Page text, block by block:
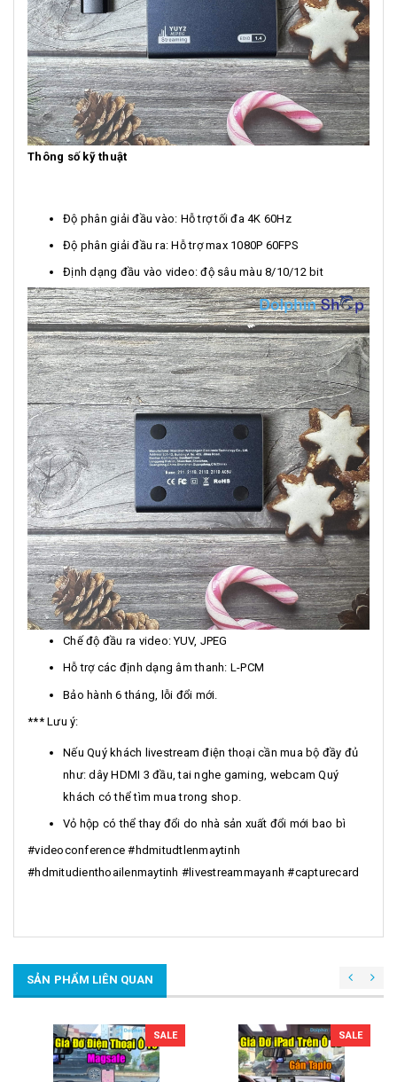
Thông số kỹ thuật
Độ phân giải đầu vào: Hỗ trợ tối đa 4K 60Hz
Độ phân giải đầu ra: Hỗ trợ max 1080P 60FPS
Định dạng đầu vào video: độ sâu màu 8/10/12 bit
Chế độ đầu ra video: YUV, JPEG
Hỗ trợ các định dạng âm thanh: L-PCM
Bảo hành 6 tháng, lỗi đổi mới.
*** Lưu ý:
Nếu Quý khách livestream điện thoại cần mua bộ đầy đủ
như: dây HDMI 3 đầu, tai nghe gaming, webcam Quý
khách có thể tìm mua trong shop.
Vỏ hộp có thể thay đổi do nhà sản xuất đổi mới bao bì
#videoconference #hdmitudtlenmaytinh
#hdmitudienthoailenmaytinh #livestreammayanh #capturecard
SẢN PHẨM LIÊN QUAN
SALE SALE